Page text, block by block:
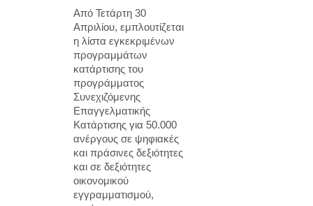
Από Τετάρτη 30
Απριλίου, εμπλουτίζεται
η λίστα εγκεκριμένων
προγραμμάτων
κατάρτισης του
προγράμματος
Συνεχιζόμενης
Επαγγελματικής
Κατάρτισης για 50.000
ανέργους σε ψηφιακές
και πράσινες δεξιότητες
και σε δεξιότητες
οικονομικού
εγγραμματισμού,